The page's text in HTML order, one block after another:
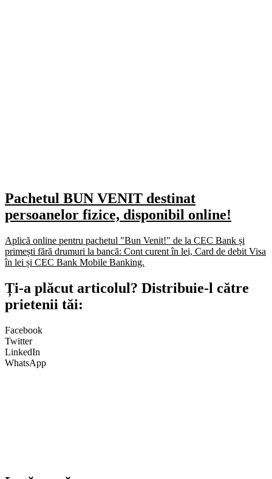
Pachetul BUN VENIT destinat
persoanelor fizice, disponibil online!
Aplică online pentru pachetul "Bun Venit!" de la CEC Bank și
primești fără drumuri la bancă: Cont curent în lei, Card de debit Visa
în lei și CEC Bank Mobile Banking.​
Ți-a plăcut articolul? Distribuie-l către
prietenii tăi:
Facebook
Twitter
LinkedIn
WhatsApp